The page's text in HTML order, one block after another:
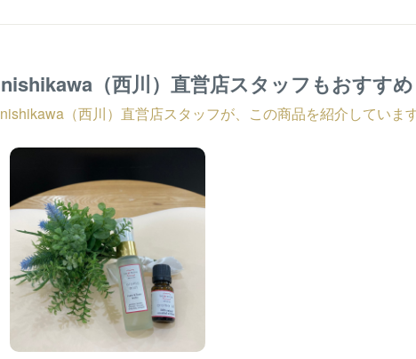
nishikawa（西川）直営店スタッフもおすすめ
nishikawa（西川）直営店スタッフが、この商品を紹介しています